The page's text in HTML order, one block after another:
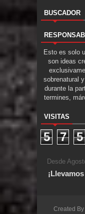
BUSCADOR
Esto es solo
son ideas
sobrenatural
durante la
termines,
VISITAS
5 7 5
Desde
Created By